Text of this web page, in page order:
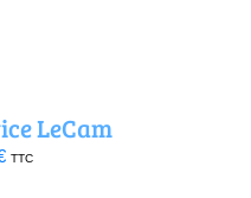
LeCam
TTC